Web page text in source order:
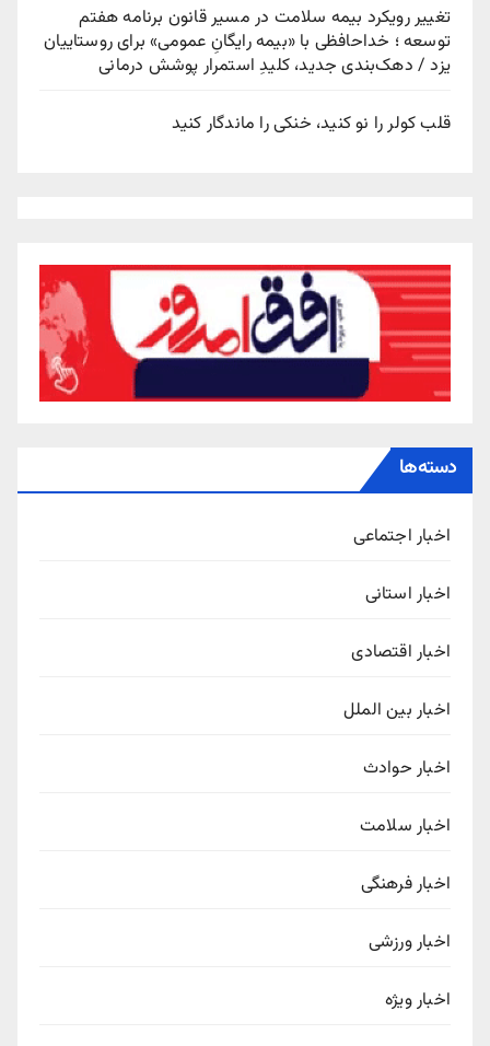
تغییر رویکرد بیمه سلامت در مسیر قانون برنامه هفتم
توسعه ؛ خداحافظی با «بیمه رایگانِ عمومی» برای روستاییان
یزد / دهک‌بندی جدید، کلیدِ استمرار پوشش درمانی
قلب کولر را نو کنید، خنکی را ماندگار کنید
دسته‌ها
اخبار اجتماعی
اخبار استانی
اخبار اقتصادی
اخبار بین الملل
اخبار حوادث
اخبار سلامت
اخبار فرهنگی
اخبار ورزشی
اخبار ویژه